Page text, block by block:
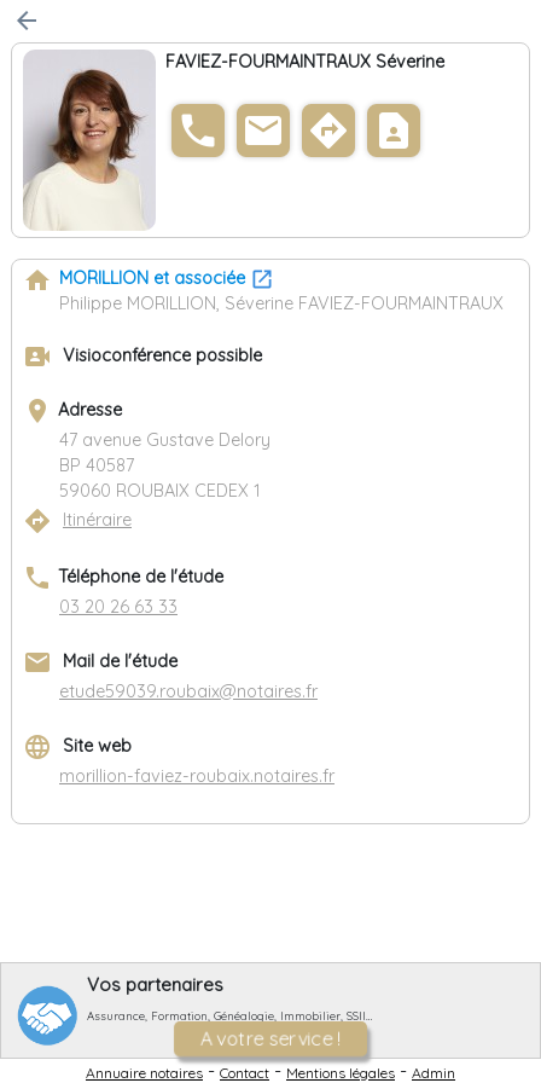
arrow_back
FAVIEZ-FOURMAINTRAUX Séverine
phone email directions contact_page
home MORILLION et associée
Philippe MORILLION, Séverine FAVIEZ-FOURMAINTRAUX
video_camera_front Visioconférence possible
place Adresse
47 avenue Gustave Delory
BP 40587
59060 ROUBAIX CEDEX 1
directions Itinéraire
phone Téléphone de l'étude
03 20 26 63 33
email
Mail de l'étude
etude59039.roubaix@notaires.fr
language
Site web
morillion-faviez-roubaix.notaires.fr
Vos partenaires
Assurance, Formation, Généalogie, Immobilier, SSII…
A votre service !
Annuaire notaires-Contact-Mentions légales - Admin